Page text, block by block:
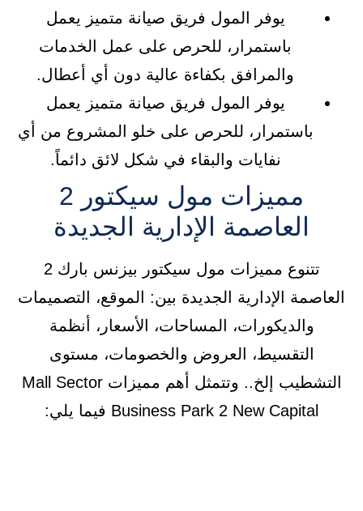
يوفر المول فريق صيانة متميز يعمل
باستمرار، للحرص على عمل الخدمات
والمرافق بكفاءة عالية دون أي أعطال.
يوفر المول فريق صيانة متميز يعمل
باستمرار، للحرص على خلو المشروع من أي
نفايات والبقاء في شكل لائق دائماً.
مميزات مول سيكتور 2
العاصمة الإدارية الجديدة
تتنوع مميزات مول سيكتور بيزنس بارك 2
العاصمة الإدارية الجديدة بين: الموقع، التصميمات
والديكورات، المساحات، الأسعار، أنظمة
التقسيط، العروض والخصومات، مستوى
التشطيب إلخ.. وتتمثل أهم مميزات Mall Sector
Business Park 2 New Capital فيما يلي: